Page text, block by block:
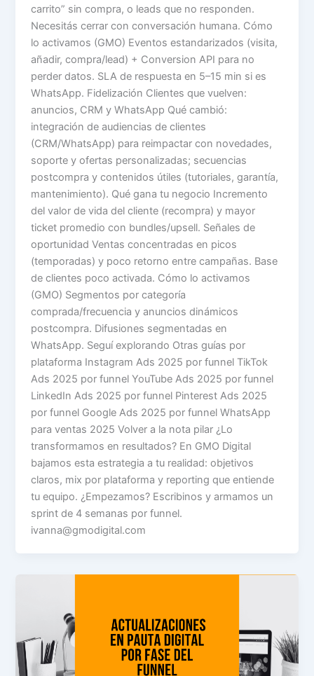
carrito” sin compra, o leads que no responden.
Necesitás cerrar con conversación humana. Cómo
lo activamos (GMO) Eventos estandarizados (visita,
añadir, compra/lead) + Conversion API para no
perder datos. SLA de respuesta en 5–15 min si es
WhatsApp. Fidelización Clientes que vuelven:
anuncios, CRM y WhatsApp Qué cambió:
integración de audiencias de clientes
(CRM/WhatsApp) para reimpactar con novedades,
soporte y ofertas personalizadas; secuencias
postcompra y contenidos útiles (tutoriales, garantía,
mantenimiento). Qué gana tu negocio Incremento
del valor de vida del cliente (recompra) y mayor
ticket promedio con bundles/upsell. Señales de
oportunidad Ventas concentradas en picos
(temporadas) y poco retorno entre campañas. Base
de clientes poco activada. Cómo lo activamos
(GMO) Segmentos por categoría
comprada/frecuencia y anuncios dinámicos
postcompra. Difusiones segmentadas en
WhatsApp. Seguí explorando Otras guías por
plataforma Instagram Ads 2025 por funnel TikTok
Ads 2025 por funnel YouTube Ads 2025 por funnel
LinkedIn Ads 2025 por funnel Pinterest Ads 2025
por funnel Google Ads 2025 por funnel WhatsApp
para ventas 2025 Volver a la nota pilar ¿Lo
transformamos en resultados? En GMO Digital
bajamos esta estrategia a tu realidad: objetivos
claros, mix por plataforma y reporting que entiende
tu equipo. ¿Empezamos? Escribinos y armamos un
sprint de 4 semanas por funnel.
ivanna@gmodigital.com